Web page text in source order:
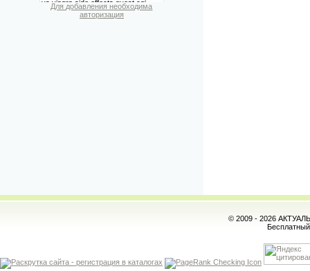
Для добавления необходима
авторизация
© 2009 - 2026